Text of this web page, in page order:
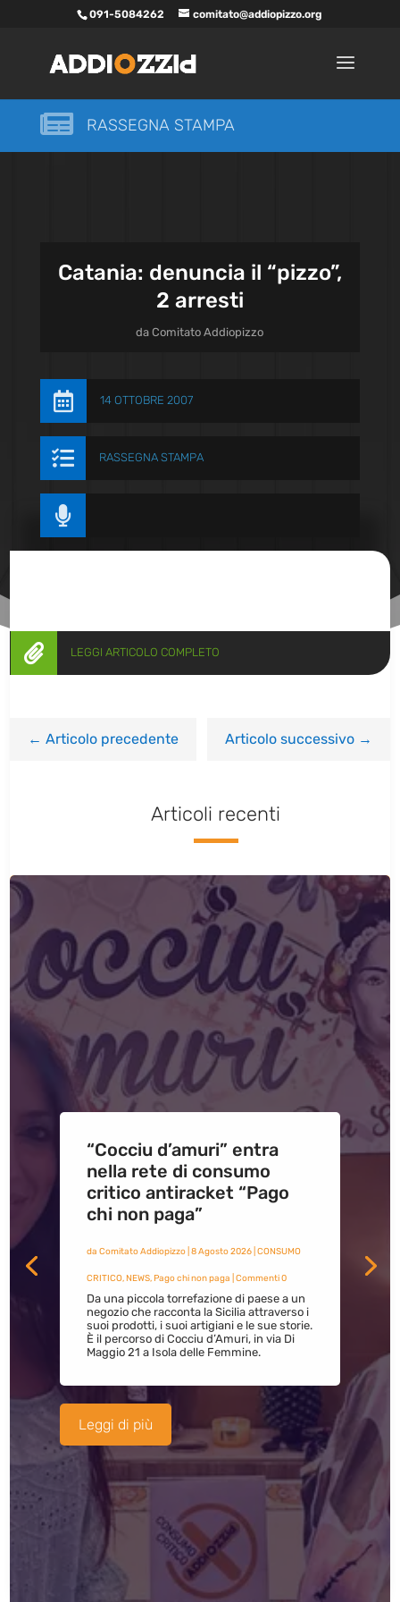
091-5084262 comitato@addiopizzo.org
 RASSEGNA STAMPA
Catania: denuncia il “pizzo”,
2 arresti
daComitato Addiopizzo
 14 OTTOBRE 2007
 RASSEGNA STAMPA

 LEGGI ARTICOLO COMPLETO
←Articolo precedente Articolo successivo→
Articoli recenti
“Cocciu d’amuri” entra
nella rete di consumo
critico antiracket “Pago
chi non paga”
da Comitato Addiopizzo| 8 Agosto 2026| CONSUMO
CRITICO,NEWS,Pago chi non paga | Commenti 0
Da una piccola torrefazione di paese a un
negozio che racconta la Sicilia attraverso i
suoi prodotti, i suoi artigiani e le sue storie.
È il percorso di Cocciu d’Amuri, in via Di
Maggio 21 a Isola delle Femmine.
Leggi di più